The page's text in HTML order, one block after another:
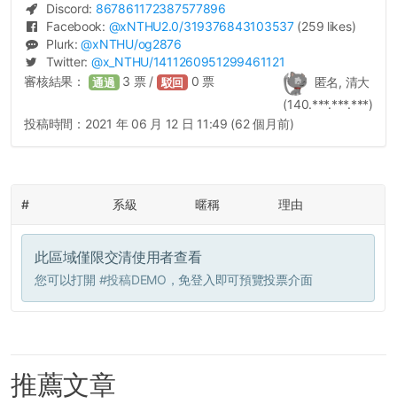
Discord: 867861172387577896
Facebook: @xNTHU2.0/319376843103537 (259 likes)
Plurk:@xNTHU/og2876
Twitter: @x_NTHU/1411260951299461121
匿名, 清大
(140.***.***.***)
審核結果： 通過 3 票 / 駁回 0 票
投稿時間： 2021 年 06 月 12 日 11:49 (62 個月前)
# 系級 暱稱 理由
此區域僅限交清使用者查看
您可以打開 #投稿DEMO ，免登入即可預覽投票介面
推薦文章